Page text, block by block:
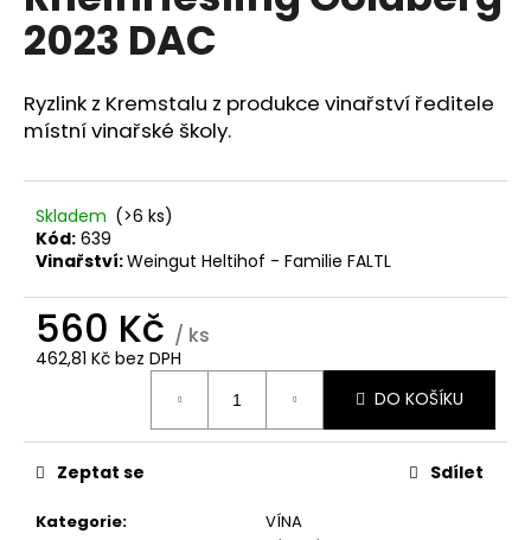
0,0
z
hvězdiček.
2023 DAC
Ryzlink z Kremstalu z produkce vinařství ředitele
místní vinařské školy.
Skladem (>6 ks)
Kód: 639
Vinařství:Weingut Heltihof - Familie FALTL
560 Kč / ks
462,81 Kč bez DPH
DO KOŠÍKU
Kategorie:
VÍNA
Zeptat se Sdílet
a
j
í
t
HLEDAT
u